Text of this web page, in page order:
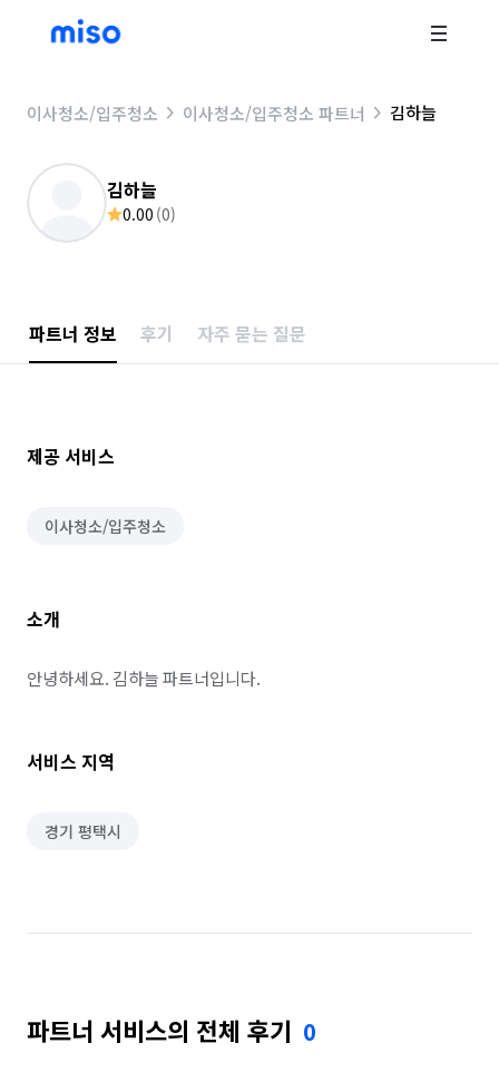
이사청소/입주청소 이사청소/입주청소 파트너 김하늘
김하늘
0.00 (0)
파트너 정보 후기 자주 묻는 질문
제공 서비스
이사청소/입주청소
소개
안녕하세요. 김하늘 파트너입니다.
서비스 지역
경기 평택시
파트너 서비스의 전체 후기 0